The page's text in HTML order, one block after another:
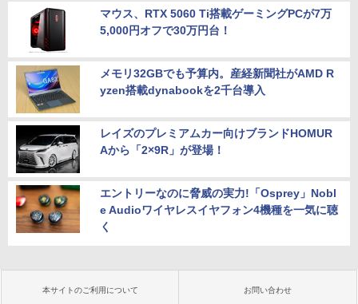
マウス、RTX 5060 Ti搭載ゲーミングPCが7万
5,000円オフで30万円台！
メモリ32GBでも予算内。産経新聞社がAMD R
yzen搭載dynabookを2千台導入
レイズのプレミアムカー向けブランドHOMUR
Aから「2×9R」が登場！
エントリーなのに脅威の実力!「Osprey」Nobl
e Audioワイヤレスイヤフォン4機種を一気に聴
く
本サイトのご利用について お問い合わせ